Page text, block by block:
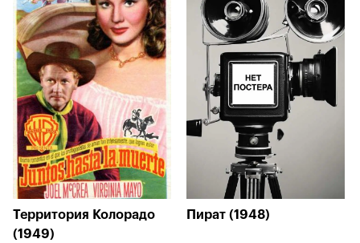
Территория Колорадо
(1949)
Пират (1948)